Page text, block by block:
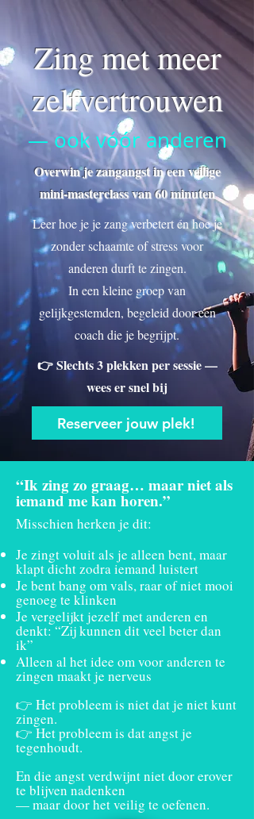
Zing met meer
zelfvertrouwen
— ook vóór anderen
Overwin je zangangst in een veilige
mini-masterclass van 60 minuten
Leer hoe je je zang verbetert én hoe je
zonder schaamte of stress voor
anderen durft te zingen.
In een kleine groep van
gelijkgestemden, begeleid door een
coach die je begrijpt.
👉 Slechts 3 plekken per sessie —
wees er snel bij
Reserveer jouw plek!
“Ik zing zo graag… maar niet als
iemand me kan horen.”
Misschien herken je dit:
Je zingt voluit als je alleen bent, maar
klapt dicht zodra iemand luistert
Je bent bang om vals, raar of niet mooi
genoeg te klinken
Je vergelijkt jezelf met anderen en
denkt: “Zij kunnen dit veel beter dan
ik”
Alleen al het idee om voor anderen te
zingen maakt je nerveus
👉 Het probleem is niet dat je niet kunt
zingen.
👉 Het probleem is dat angst je
tegenhoudt.
En die angst verdwijnt niet door erover
te blijven nadenken
— maar door het veilig te oefenen.